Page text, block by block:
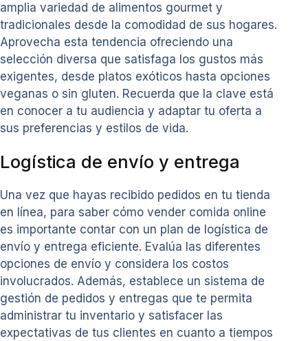
amplia variedad de alimentos gourmet y
tradicionales desde la comodidad de sus hogares.
Aprovecha esta tendencia ofreciendo una
selección diversa que satisfaga los gustos más
exigentes, desde platos exóticos hasta opciones
veganas o sin gluten. Recuerda que la clave está
en conocer a tu audiencia y adaptar tu oferta a
sus preferencias y estilos de vida.
Logística de envío y entrega
Una vez que hayas recibido pedidos en tu tienda
en línea, para saber cómo vender comida online
es importante contar con un plan de logística de
envío y entrega eficiente. Evalúa las diferentes
opciones de envío y considera los costos
involucrados. Además, establece un sistema de
gestión de pedidos y entregas que te permita
administrar tu inventario y satisfacer las
expectativas de tus clientes en cuanto a tiempos